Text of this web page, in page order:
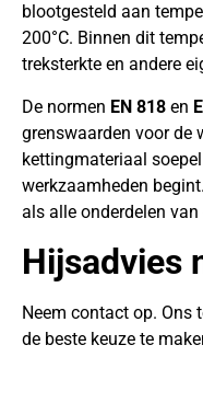
blootgesteld aan
200°C. Binnen dit
treksterkte en andere
De normen EN 818 en
grenswaarden voor de
kettingmateriaal
werkzaamheden
als alle onderdelen van
Hijsadvies
Neem contact op. Ons
de beste keuze te